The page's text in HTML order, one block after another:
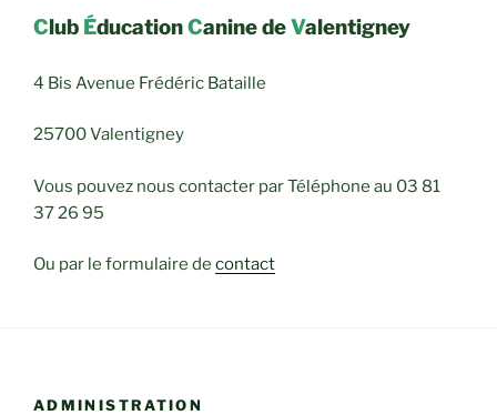
Club ÉducationCanine deValentigney
4 Bis Avenue Frédéric Bataille
25700 Valentigney
Vous pouvez nous contacter par Téléphone au 03 81
37 26 95
Ou par le formulaire de contact
ADMINISTRATION